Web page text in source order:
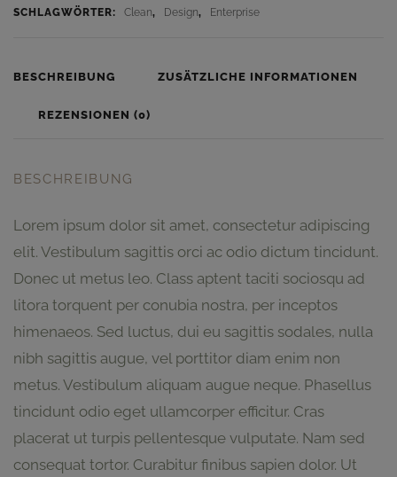
SCHLAGWÖRTER:
Clean, Design, Enterprise
BESCHREIBUNG ZUSÄTZLICHE INFORMATIONEN
REZENSIONEN (0)
BESCHREIBUNG
Lorem ipsum dolor sit amet, consectetur adipiscing
elit. Vestibulum sagittis orci ac odio dictum tincidunt.
Donec ut metus leo. Class aptent taciti sociosqu ad
litora torquent per conubia nostra, per inceptos
himenaeos. Sed luctus, dui eu sagittis sodales, nulla
nibh sagittis augue, vel porttitor diam enim non
metus. Vestibulum aliquam augue neque. Phasellus
tincidunt odio eget ullamcorper efficitur. Cras
placerat ut turpis pellentesque vulputate. Nam sed
consequat tortor. Curabitur finibus sapien dolor. Ut